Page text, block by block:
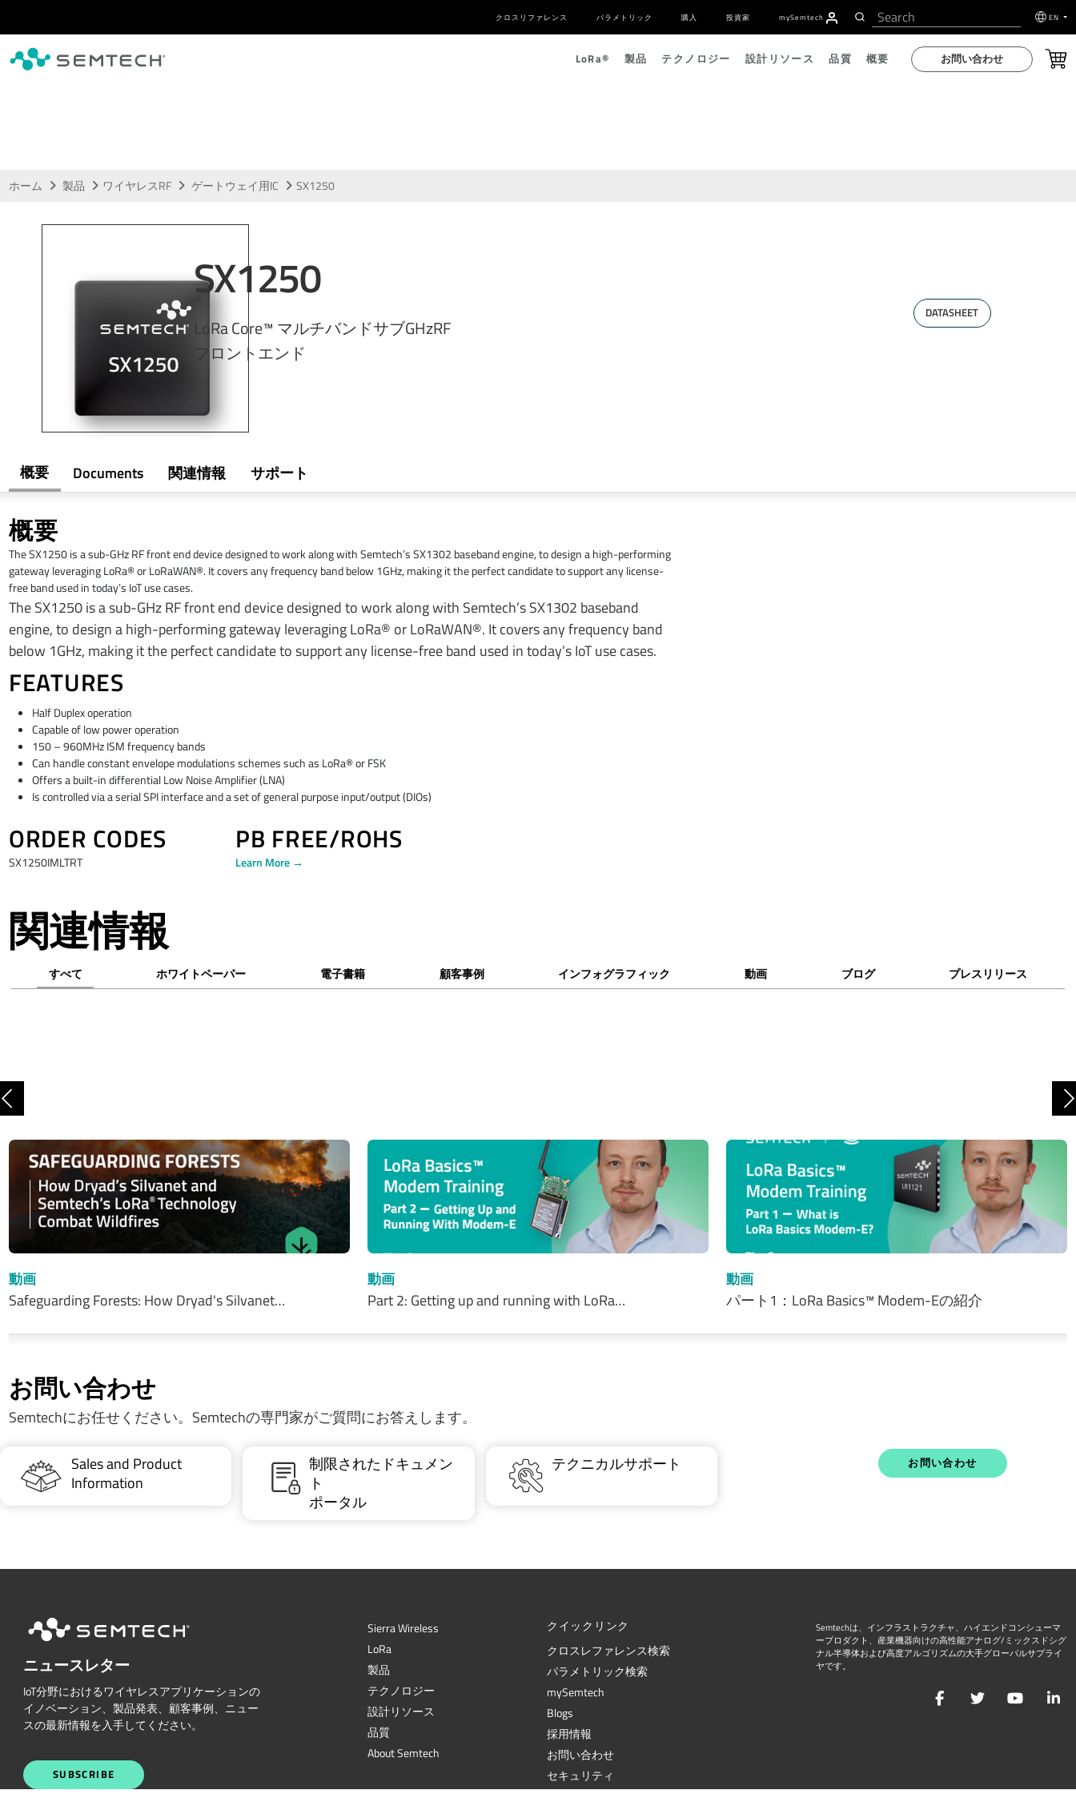
クロスリファレンス パラメトリック 購入 投資家 mySemtech EN
LoRa® 製品 テクノロジー 設計リソース 品質 概要 お問い合わせ
ホーム 製品 ワイヤレスRF ゲートウェイ用IC SX1250
SX1250
LoRa Core™ マルチバンドサブGHzRF
フロントエンド
DATASHEET
概要 Documents 関連情報 サポート
概要
The SX1250 is a sub-GHz RF front end device designed to work along with Semtech’s SX1302 baseband engine, to design a high-performing
gateway leveraging LoRa® or LoRaWAN®. It covers any frequency band below 1GHz, making it the perfect candidate to support any license-
free band used in today’s IoT use cases.
The SX1250 is a sub-GHz RF front end device designed to work along with Semtech’s SX1302 baseband
engine, to design a high-performing gateway leveraging LoRa® or LoRaWAN®. It covers any frequency band
below 1GHz, making it the perfect candidate to support any license-free band used in today’s IoT use cases.
FEATURES
Half Duplex operation
Capable of low power operation
150 – 960MHz ISM frequency bands
Can handle constant envelope modulations schemes such as LoRa® or FSK
Offers a built-in differential Low Noise Amplifier (LNA)
Is controlled via a serial SPI interface and a set of general purpose input/output (DIOs)
ORDER CODES
SX1250IMLTRT
PB FREE/ROHS
Learn More →
関連情報
すべて ホワイトペーパー 電子書籍 顧客事例 インフォグラフィック 動画 ブログ プレスリリース
動画
Safeguarding Forests: How Dryad's Silvanet…
動画
Part 2: Getting up and running with LoRa…
動画
パート1：LoRa Basics™ Modem-Eの紹介
前へ
お問い合わせ
Semtechにお任せください。Semtechの専門家がご質問にお答えします。
Sales and Product
Information
制限されたドキュメン
ト
ポータル
テクニカルサポート お問い合わせ
ニュースレター
IoT分野におけるワイヤレスアプリケーションの
イノベーション、製品発表、顧客事例、ニュー
スの最新情報を入手してください。
SUBSCRIBE
Sierra Wireless
LoRa
製品
テクノロジー
設計リソース
品質
About Semtech
クイックリンク
クロスレファレンス検索
パラメトリック検索
mySemtech
Blogs
採用情報
お問い合わせ
セキュリティ
Semtechは、インフラストラクチャ、ハイエンドコンシューマ
ープロダクト、産業機器向けの高性能アナログ/ミックスドシグ
ナル半導体および高度アルゴリズムの大手グローバルサプライ
ヤです。
FacebookTwitter